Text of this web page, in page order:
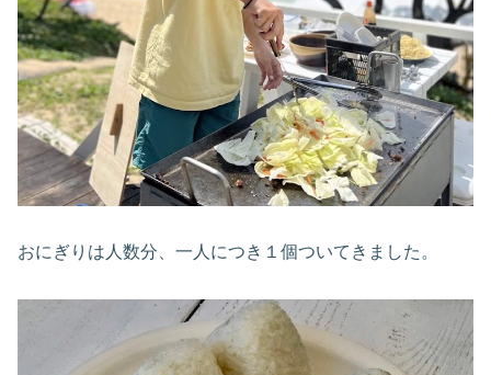
おにぎりは人数分、一人につき１個ついてきました。